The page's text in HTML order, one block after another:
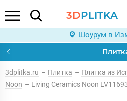
3DPLITKA
Шоурум в
3dplitka.ru – Плитка – Плитка из
Noon – Living Ceramics Noon